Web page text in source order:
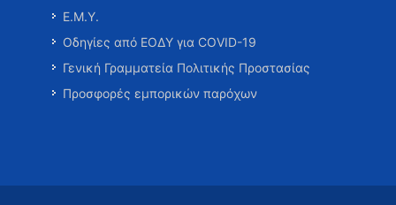
Ε.Μ.Υ.
Οδηγίες από ΕΟΔΥ για COVID-19
Γενική Γραμματεία Πολιτικής Προστασίας
Προσφορές εμπορικών παρόχων